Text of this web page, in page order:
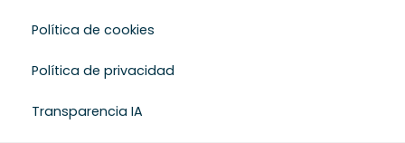
Política de cookies
Política de privacidad
Transparencia IA